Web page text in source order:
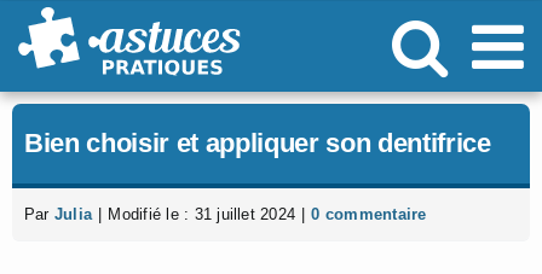
Passer
au
Bien choisir et appliquer son dentifrice
Par Julia Modifié le : 31 juillet 2024 0 commentaire